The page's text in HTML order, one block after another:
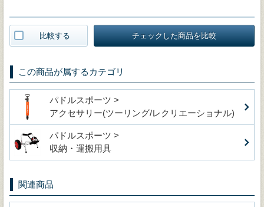
比較する チェックした商品を比較
この商品が属するカテゴリ
パドルスポーツ >
アクセサリー(ツーリング/レクリエーショナル)
パドルスポーツ >
収納・運搬用具
関連商品